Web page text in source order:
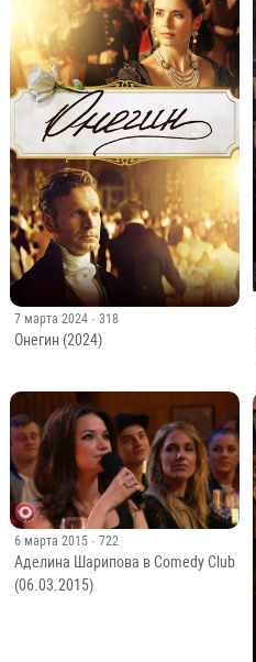
7 марта 2024 · 318
Онегин (2024)
6 марта 2015 · 722
Аделина Шарипова в Comedy Club
(06.03.2015)